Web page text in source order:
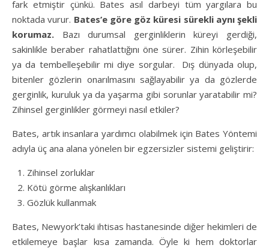
fark etmiştir çünkü. Bates asıl darbeyi tüm yargılara bu
noktada vurur. Bates’e göre göz küresi sürekli aynı şekli
korumaz. Bazı durumsal gerginliklerin küreyi gerdiği,
sakinlikle beraber rahatlattığını öne sürer. Zihin körleşebilir
ya da tembelleşebilir mi diye sorgular. Dış dünyada olup,
bitenler gözlerin onarılmasını sağlayabilir ya da gözlerde
gerginlik, kuruluk ya da yaşarma gibi sorunlar yaratabilir mi?
Zihinsel gerginlikler görmeyi nasıl etkiler?
Bates, artık insanlara yardımcı olabilmek için Bates Yöntemi
adıyla üç ana alana yönelen bir egzersizler sistemi geliştirir:
Zihinsel zorluklar
Kötü görme alışkanlıkları
Gözlük kullanmak
Bates, Newyork’taki ihtisas hastanesinde diğer hekimleri de
etkilemeye başlar kısa zamanda. Öyle ki hem doktorlar